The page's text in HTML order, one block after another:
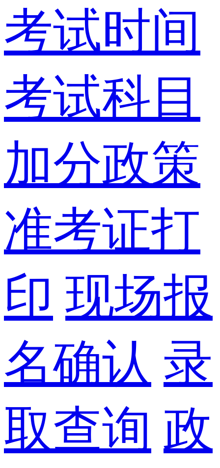
考试时间
考试科目
加分政策
准考证打
印 现场报
名确认 录
取查询 政